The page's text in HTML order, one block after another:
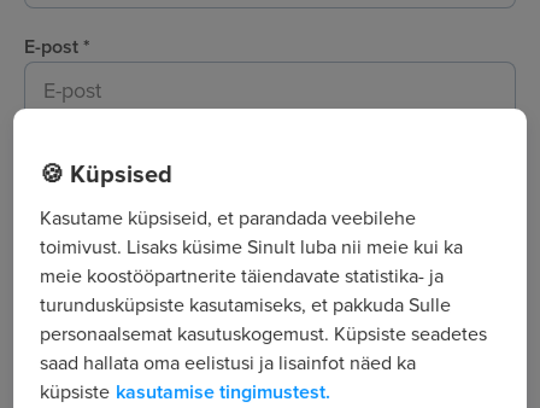
E-post*
Vali ametikoha tase
Ametinimetus
Asukoht
🍪 Küpsised
Kasutame küpsiseid, et parandada veebilehe
toimivust. Lisaks küsime Sinult luba nii meie kui ka
meie koostööpartnerite täiendavate statistika- ja
turundusküpsiste kasutamiseks, et pakkuda Sulle
personaalsemat kasutuskogemust. Küpsiste seadetes
saad hallata oma eelistusi ja lisainfot näed ka
küpsiste kasutamise tingimustest.